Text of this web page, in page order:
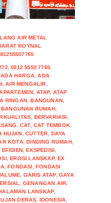
AIR METAL
ROYNAL
,0812 5550 7765,
ADA HARGA,ADA
,AIR MENGALIR,
, ATAP, ATAP
RINGAN,BANGUNAN,
BANGUNAN RUMAH,
, BERVARIASI,
,CAT,CAT TEMBOK,
HUJAN,CUTTER, DAYA
KOTA,DINDING RUMAH,
EFISIEN,EKSPEDISI,
,EROSI LANSKAP,EX
,FONDASI,FONDASI
, GARIS ATAP,GAYA
, GENANGAN AIR,
LANSKAP,
DERAS, IDONESIA,